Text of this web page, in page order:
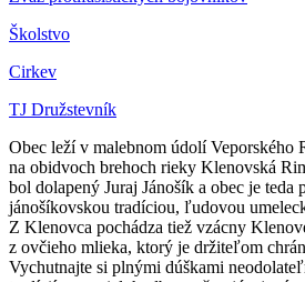
Školstvo
Cirkev
TJ Družstevník
Obec leží v malebnom údolí Veporského
na obidvoch brehoch rieky Klenovská
bol dolapený Juraj Jánošík a obec je teda
jánošíkovskou tradíciou, ľudovou
Z Klenovca pochádza tiež vzácny
z ovčieho mlieka, ktorý je držiteľom
Vychutnajte si plnými dúškami